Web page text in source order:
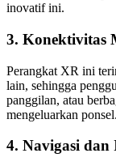
inovatif ini.
3. Konektivitas
Perangkat XR ini
lain, sehingga
panggilan, atau
mengeluarkan ponsel.
4. Navigasi dan